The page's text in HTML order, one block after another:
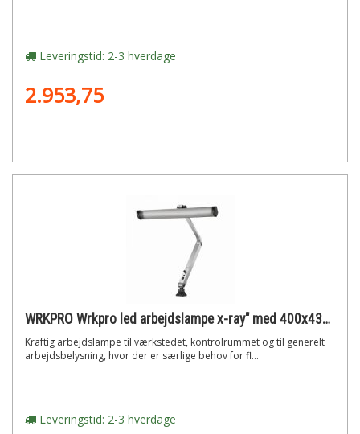
Leveringstid: 2-3 hverdage
2.953,75
WRKPRO Wrkpro led arbejdslampe x-ray" med 400x430 mm arm ac 100v-240v"
Kraftig arbejdslampe til værkstedet, kontrolrummet og til generelt
arbejdsbelysning, hvor der er særlige behov for fl...
Leveringstid: 2-3 hverdage